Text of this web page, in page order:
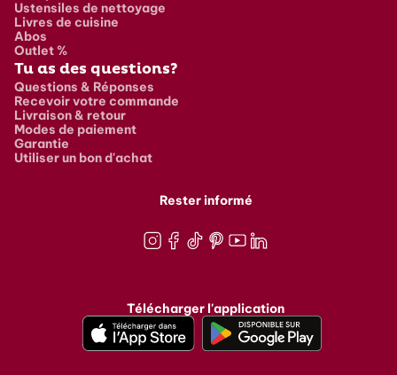
Ustensiles de nettoyage
Livres de cuisine
Abos
Outlet %
Tu as des questions?
Questions & Réponses
Recevoir votre commande
Livraison & retour
Modes de paiement
Garantie
Utiliser un bon d'achat
Rester informé
Télécharger l'application